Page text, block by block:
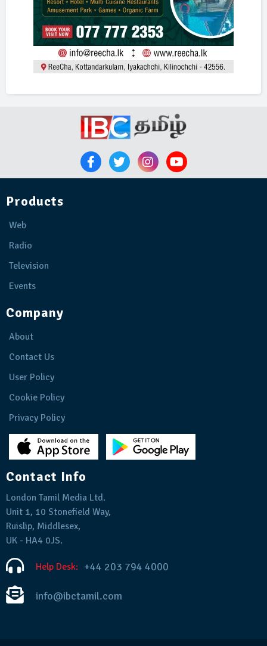
Products
Web
Radio
Television
Events
Company
About
Contact Us
User Policy
Cookie Policy
Privacy Policy
Contact Info
London Tamil Media Ltd.
Unit 1, 10 Stonefield Way,
Ruislip, Middlesex,
UK - HA4 0JS.
Help Desk: +44 203 794 4000
info@ibctamil.com